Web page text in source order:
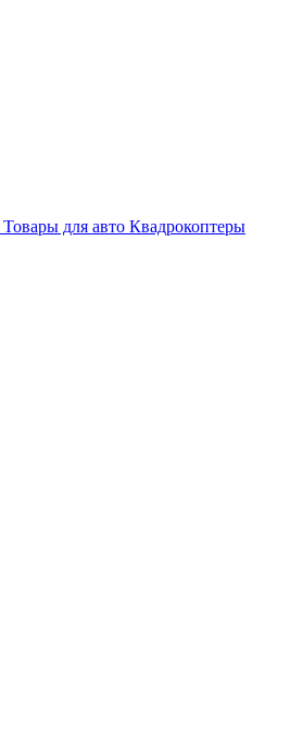
Товары для авто Квадрокоптеры